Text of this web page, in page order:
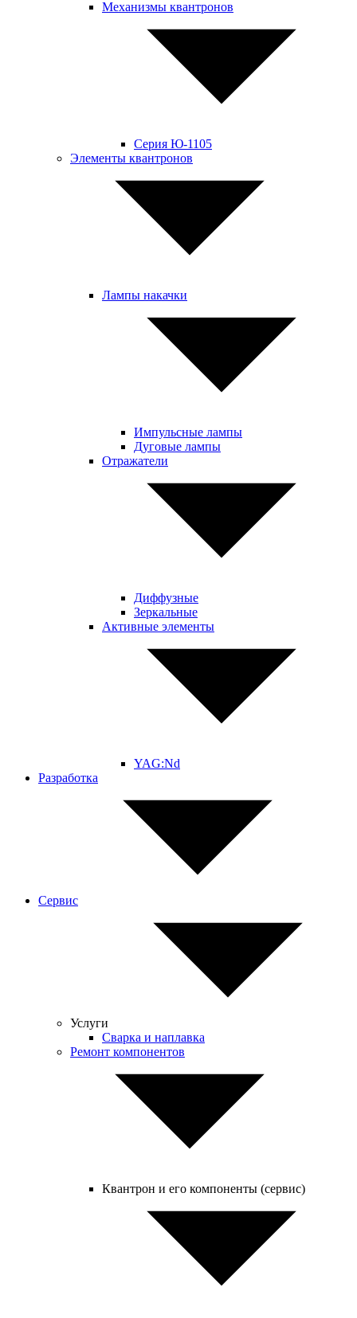
Mеханизмы квантронов
Серия Ю-1105
Элементы квантронов
Лампы накачки
Импульсные лампы
Дуговые лампы
Отражатели
Диффузные
Зеркальные
Активные элементы
YAG:Nd
Разработка
Сервис
Услуги
Сварка и наплавка
Ремонт компонентов
Квантрон и его компоненты (сервис)